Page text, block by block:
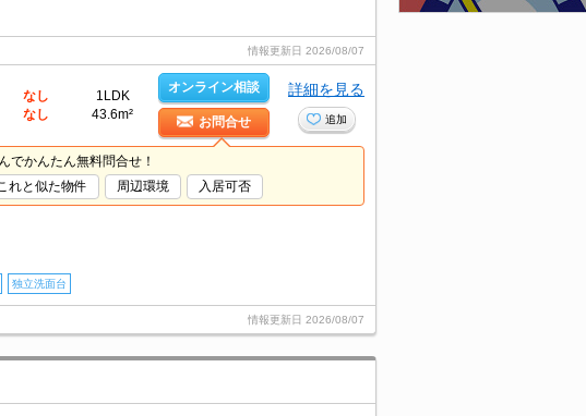
情報更新日 2026/08/07
なし
なし
1LDK
43.6m²
オンライン相談
お問合せ
詳細を見る
追加
でかんたん無料問合せ！
これと似た物件 周辺環境 入居可否
独立洗面台
情報更新日 2026/08/07